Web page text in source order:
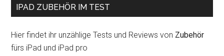
IPAD ZUBEHÖR IM TEST
Hier findet ihr unzählige Tests und Reviews von Zubehör
fürs iPad und iPad pro